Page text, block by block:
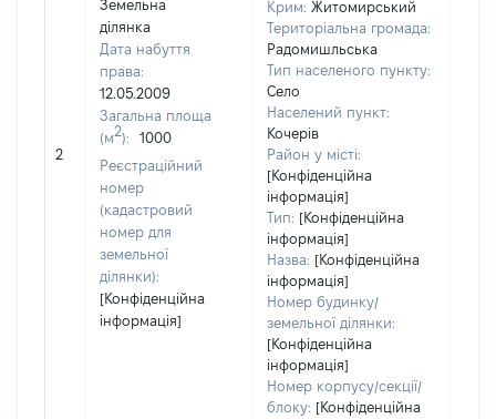
2
Земельна
ділянка
Дата набуття
права:
12.05.2009
Загальна площа
(м2):
1000
Реєстраційний
номер
(кадастровий
номер для
земельної
ділянки):
[Конфіденційна
інформація]
Крим: Житомирський
Територіальна громада:
Радомишльська
Тип населеного пункту:
Село
Населений пункт:
Кочерів
Район у місті:
[Конфіденційна
інформація]
Тип: [Конфіденційна
інформація]
Назва: [Конфіденційна
інформація]
Номер будинку/
земельної ділянки:
[Конфіденційна
інформація]
Номер корпусу/секції/
блоку: [Конфіденційна